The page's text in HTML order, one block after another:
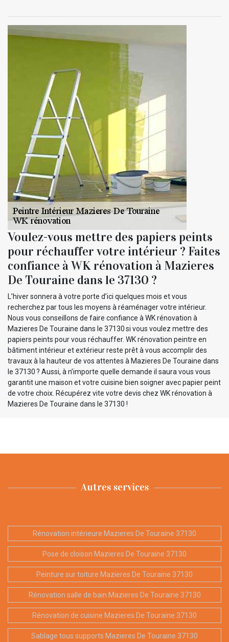
Voulez-vous mettre des papiers peints
pour réchauffer votre intérieur ? Faites
confiance à WK rénovation à Mazieres
De Touraine dans le 37130 ?
L’hiver sonnera à votre porte d’ici quelques mois et vous
recherchez par tous les moyens à réaménager votre intérieur.
Nous vous conseillons de faire confiance à WK rénovation à
Mazieres De Touraine dans le 37130 si vous voulez mettre des
papiers peints pour vous réchauffer. WK rénovation peintre en
bâtiment intérieur et extérieur reste prêt à vous accomplir des
travaux à la hauteur de vos attentes à Mazieres De Touraine dans
le 37130 ? Aussi, à n’importe quelle demande il saura vous vous
garantit une maison et votre cuisine bien soigner avec papier peint
de votre choix. Récupérez vite votre devis chez WK rénovation à
Mazieres De Touraine dans le 37130 !
Autres services
Rénovation intérieure Mazieres De Touraine 37130
Pose de cloison Mazieres De Touraine 37130
Peinture sur toiture Mazieres De Touraine 37130
Rénovation salle de bain Mazieres De Touraine 37130
Rénovation de cuisine Mazieres De Touraine 37130
Sablage tous supports Mazieres De Touraine 37130